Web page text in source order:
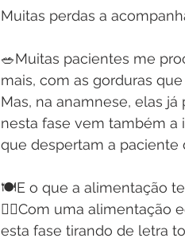
Muitas perdas a
🥗Muitas pacientes me
mais, com as gorduras
Mas, na anamnese, elas
nesta fase vem também a
que despertam a paciente
🍽E o que a alimentação
🏃‍♀️Com uma alimentação
esta fase tirando de letra